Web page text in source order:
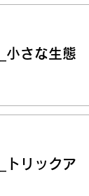
小さな生態
トリックア